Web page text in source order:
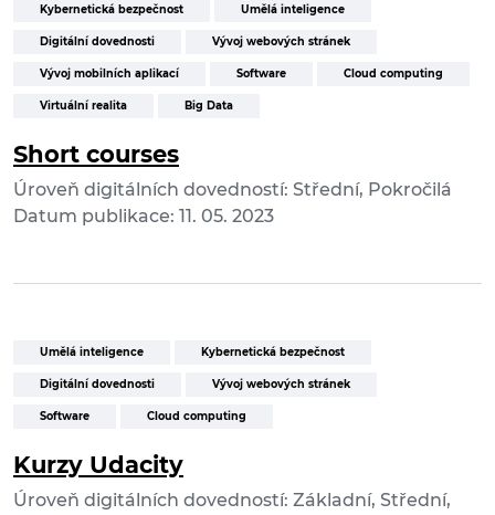
Kybernetická bezpečnost Umělá inteligence
Digitální dovednosti Vývoj webových stránek
Vývoj mobilních aplikací Software Cloud computing
Virtuální realita Big Data
Short courses
Úroveň digitálních dovedností: Střední, Pokročilá
Datum publikace: 11. 05. 2023
Umělá inteligence Kybernetická bezpečnost
Digitální dovednosti Vývoj webových stránek
Software Cloud computing
Kurzy Udacity
Úroveň digitálních dovedností: Základní, Střední,